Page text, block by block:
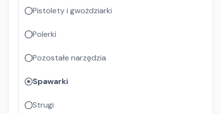
Pistolety i gwożdziarki
Polerki
Pozostałe narzędzia
Spawarki
Strugi